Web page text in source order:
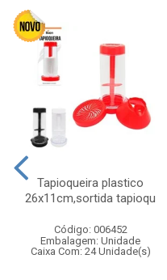
Tapioqueira plastico
26x11cm,sortida tapioqu
Código: 006452
Embalagem: Unidade
Caixa Com: 24 Unidade(s)